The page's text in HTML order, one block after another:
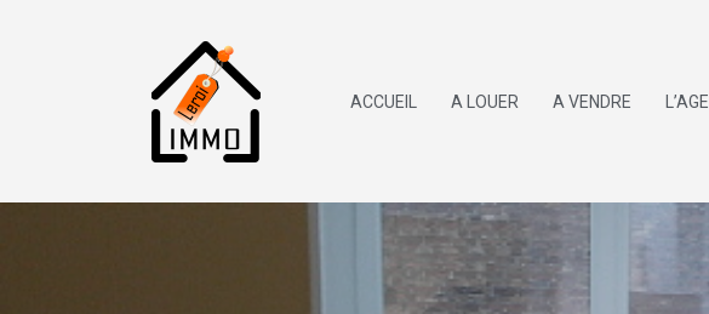
ACCUEIL A LOUER A VENDRE